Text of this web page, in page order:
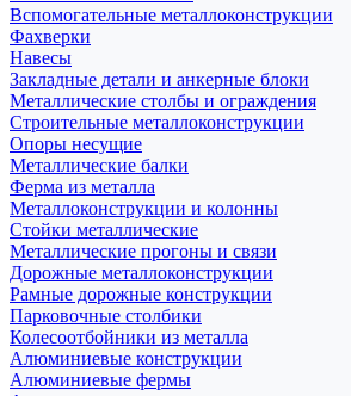
Вспомогательные металлоконструкции
Фахверки
Навесы
Закладные детали и анкерные блоки
Металлические столбы и ограждения
Строительные металлоконструкции
Опоры несущие
Металлические балки
Ферма из металла
Металлоконструкции и колонны
Стойки металлические
Металлические прогоны и связи
Дорожные металлоконструкции
Рамные дорожные конструкции
Парковочные столбики
Колесоотбойники из металла
Алюминиевые конструкции
Алюминиевые фермы